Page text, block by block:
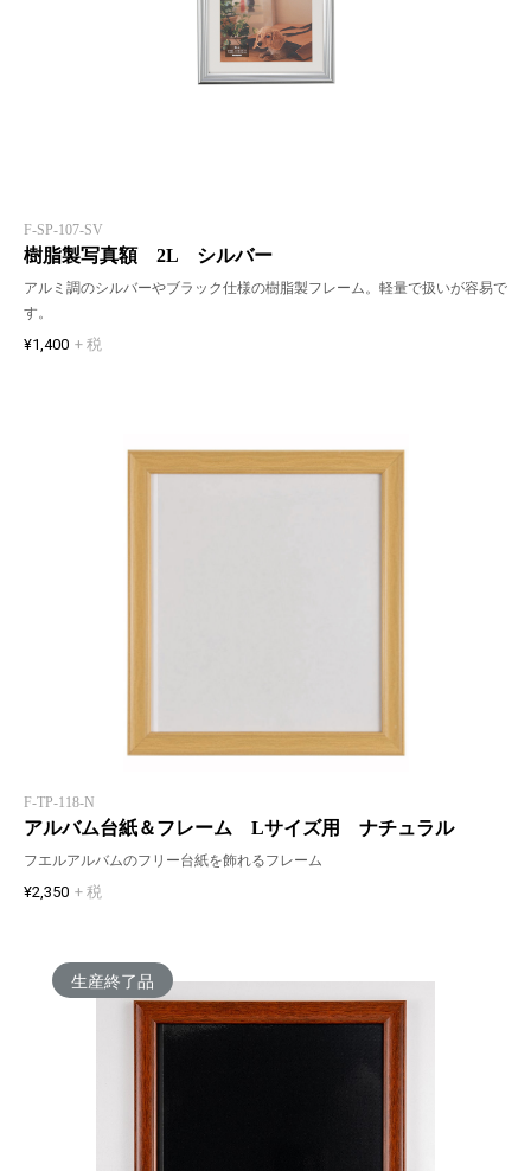
F-SP-107-SV
樹脂製写真額 2L シルバー
アルミ調のシルバーやブラック仕様の樹脂製フレーム。軽量で扱いが容易で
す。
¥1,400 + 税
F-TP-118-N
アルバム台紙＆フレーム Lサイズ用 ナチュラル
フエルアルバムのフリー台紙を飾れるフレーム
¥2,350 + 税
生産終了品